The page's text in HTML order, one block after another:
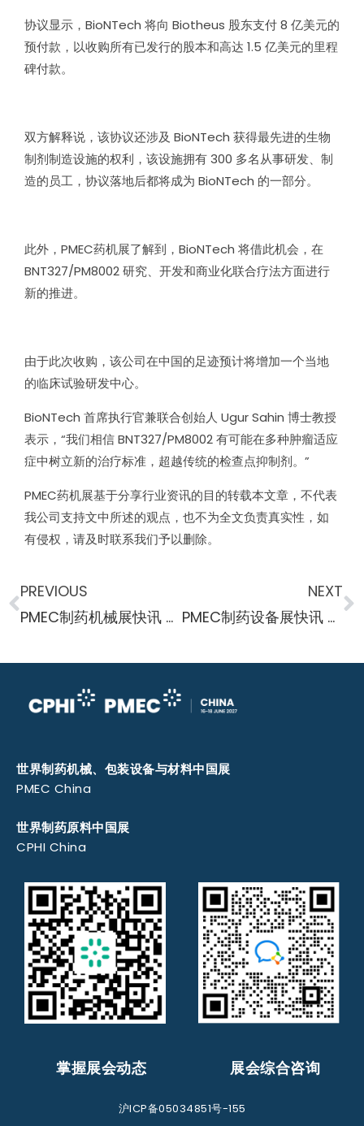
协议显示，BioNTech 将向 Biotheus 股东支付 8 亿美元的
预付款，以收购所有已发行的股本和高达 1.5 亿美元的里程
碑付款。
双方解释说，该协议还涉及 BioNTech 获得最先进的生物
制剂制造设施的权利，该设施拥有 300 多名从事研发、制
造的员工，协议落地后都将成为 BioNTech 的一部分。
此外，PMEC药机展了解到，BioNTech 将借此机会，在
BNT327/PM8002 研究、开发和商业化联合疗法方面进行
新的推进。
由于此次收购，该公司在中国的足迹预计将增加一个当地
的临床试验研发中心。
BioNTech 首席执行官兼联合创始人 Ugur Sahin 博士教授
表示，“我们相信 BNT327/PM8002 有可能在多种肿瘤适应
症中树立新的治疗标准，超越传统的检查点抑制剂。”
PMEC药机展基于分享行业资讯的目的转载本文章，不代表
我公司支持文中所述的观点，也不为全文负责真实性，如
有侵权，请及时联系我们予以删除。
PREVIOUS
PMEC制药机械展快讯 开发创新的静态培养方法
NEXT
PMEC制药设备展快讯 水基反应器为制药行业提供了替代有毒溶剂的更安全的替代品
世界制药机械、包装设备与材料中国展
PMEC China
世界制药原料中国展
CPHI China
掌握展会动态 展会综合咨询
沪ICP备05034851号-155